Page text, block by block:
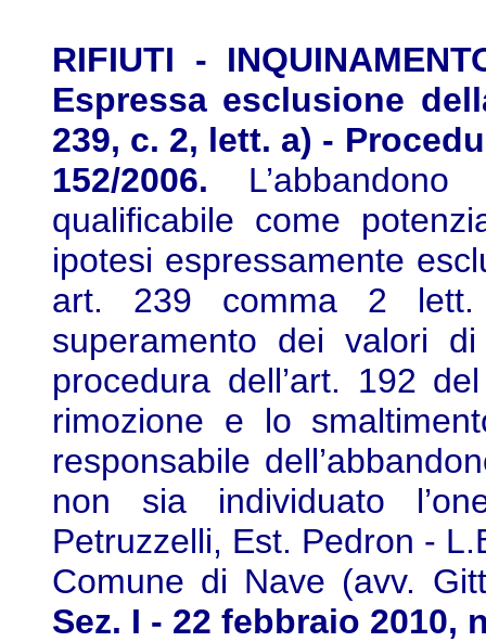
RIFIUTI -
Espressa esclusione
239, c. 2, lett. a) -
152/2006.
qualificabile come
ipotesi espressamente
art. 239 comma 2
superamento dei valori
procedura dell’art. 192
rimozione e lo
responsabile
non sia individuato
Petruzzelli, Est. Pedron -
Comune di Nave (avv.
Sez. I - 22 febbraio 2010,